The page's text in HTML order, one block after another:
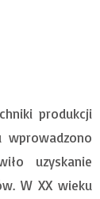
produkcji
uzyskanie
W XX wieku